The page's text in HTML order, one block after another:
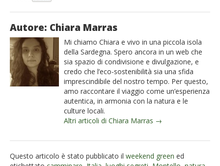
Autore: Chiara Marras
Mi chiamo Chiara e vivo in una piccola isola
della Sardegna. Spero ancora in un web che
sia spazio di condivisione e divulgazione, e
credo che l’eco-sostenibilità sia una sfida
imprescindibile del nostro tempo. Per questo,
amo raccontare il viaggio come un’esperienza
autentica, in armonia con la natura e le
culture locali.
Altri articoli di Chiara Marras →
Questo articolo è stato pubblicato il weekend green ed